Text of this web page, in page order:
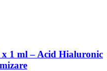
x 1 ml – Acid Hialuronic